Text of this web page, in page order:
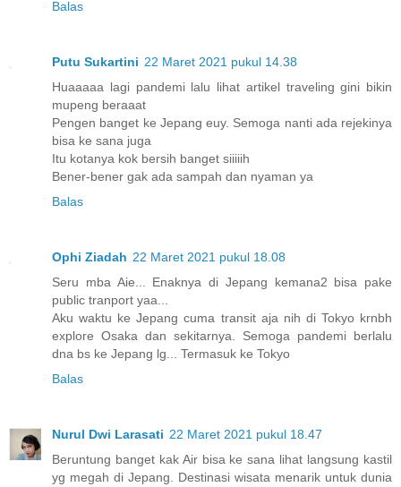
Balas
Putu Sukartini 22 Maret 2021 pukul 14.38
Huaaaaa lagi pandemi lalu lihat artikel traveling gini bikin
mupeng beraaat
Pengen banget ke Jepang euy. Semoga nanti ada rejekinya
bisa ke sana juga
Itu kotanya kok bersih banget siiiiih
Bener-bener gak ada sampah dan nyaman ya
Balas
Ophi Ziadah 22 Maret 2021 pukul 18.08
Seru mba Aie... Enaknya di Jepang kemana2 bisa pake
public tranport yaa...
Aku waktu ke Jepang cuma transit aja nih di Tokyo krnbh
explore Osaka dan sekitarnya. Semoga pandemi berlalu
dna bs ke Jepang lg... Termasuk ke Tokyo
Balas
Nurul Dwi Larasati 22 Maret 2021 pukul 18.47
Beruntung banget kak Air bisa ke sana lihat langsung kastil
yg megah di Jepang. Destinasi wisata menarik untuk dunia